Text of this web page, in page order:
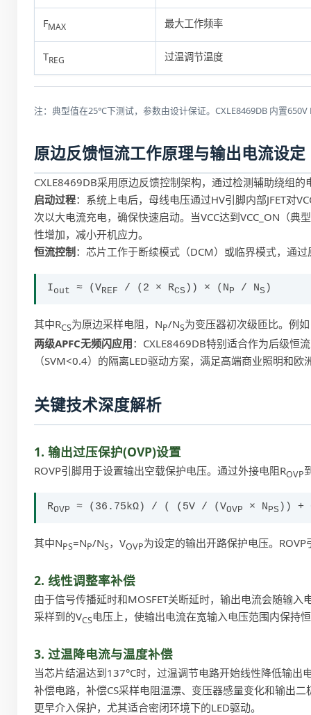
FMAX 最大工作频率
TREG 过温调节温度
注：典型值在25°C下测试，参数由设计保证。CXLE8469DB 内置
原边反馈恒流工作原理与输出电流设定
CXLE8469DB采用原边反馈控制架构，通过检测辅助绕组
启动过程：系统上电后，母线电压通过HV引脚内部JFET对
次以大电流充电，确保快速启动。当VCC达到VCC_ON（
性增加，减小开机应力。
恒流控制：芯片工作于断续模式（DCM）或临界模式，通
Iout ≈ (VREF / (2 × RCS )) × (N P / NS )
其中RCS为原边采样电阻，NP/NS为变压器初次级匝比。例
两级APFC无频闪应用：CXLE8469DB特别适合作为后级恒
（SVM<0.4）的隔离LED驱动方案，满足高端商业照明和欧
关键技术深度解析
1. 输出过压保护(OVP)设置
ROVP引脚用于设置输出空载保护电压。通过外接电阻ROVP
ROVP ≈ (36.75kΩ) / ( (5V / (VOVP × N PS )) +
其中NPS=NP/NS，VOVP为设定的输出开路保护电压。
2. 线性调整率补偿
由于信号传播延时和MOSFET关断延时，输出电流会随输
采样到的VCS电压上，使输出电流在宽输入电压范围内保持
3. 过温降电流与温度补偿
当芯片结温达到137°C时，过温调节电路开始线性降低输
补偿电路，补偿CS采样电阻温漂、变压器感量变化和输出
更早介入保护，尤其适合密闭环境下的LED驱动。